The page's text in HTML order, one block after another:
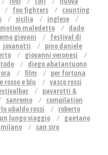
foo fighters
counting
sicilia
inglese
maledetto
dado
giovani
festival di
jovanotti
pino daniele
giovanni veronesi
diego abatantuono
film
per fortuna
rosso e blu
vasco rossi
pavarotti &
sanremo
compilation
ubaldo rossi
roberto
lungo viaggio
gaetano
milano san siro